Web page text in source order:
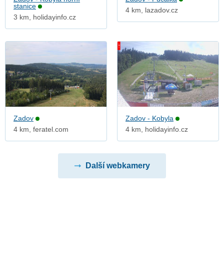
stanice
3 km, holidayinfo.cz
4 km, lazadov.cz
Zadov
4 km, feratel.com
Zadov - Kobyla
4 km, holidayinfo.cz
Další webkamery